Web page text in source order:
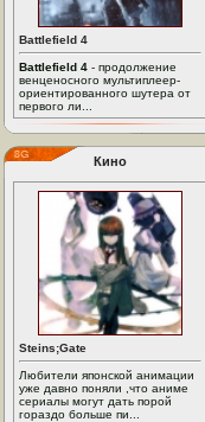
Battlefield 4
Battlefield 4 - продолжение
венценосного мультиплеер-
ориентированного шутера от
первого ли...
Кино
Steins;Gate
Любители японской анимации
уже давно поняли ,что аниме
сериалы могут дать порой
гораздо больше пи...